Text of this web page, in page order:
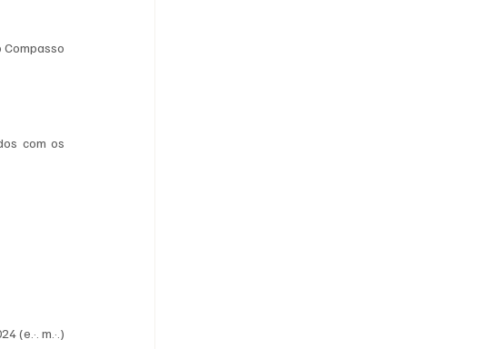
Compasso
com os
(e.·. m.·.)